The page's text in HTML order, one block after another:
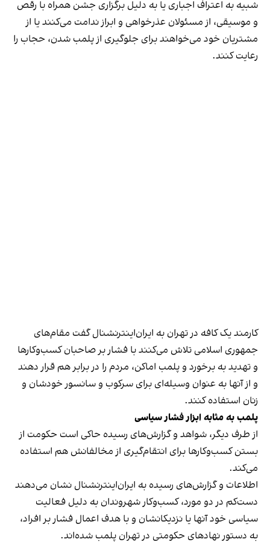
شبیه به اعتراف اجباری یا به دلیل برگزاری جشن همراه با رقص
و موسیقی، از مسئولان عذرخواهی و ابراز ندامت می‌کنند یا از
مشتریان خود می‌خواهند برای جلوگیری از پلمب شدن، حجاب را
رعایت کنند.
کارمند یک کافه در تهران به ایران‌اینترنشنال گفت مقام‌های
جمهوری اسلامی تلاش می‌کنند با فشار بر صاحبان کسب‌وکارها
و تهدید به برخورد و پلمب اماکن، مردم را در برابر هم قرار دهند
و از آنها به عنوان وسیله‌ای برای سرکوب و سانسور خودشان و
زنان استفاده کنند.
پلمب به مثابه ابزار فشار سیاسی
از طرف دیگر، شواهد و گزارش‌های رسیده حاکی است حکومت از
بستن کسب‌وکارها برای انتقام‌گیری از مخالفانش هم استفاده
می‌کند.
اطلاعات و گزارش‌های رسیده به ایران‌اینترنشنال نشان می‌دهند
دست‌کم در دو مورد، کسب‌وکار شهروندان به دلیل فعالیت
سیاسی خود آنها یا نزدیکانشان و با هدف اعمال فشار بر افراد،
به دستور نهادهای حکومتی در تهران پلمب شده‌اند.